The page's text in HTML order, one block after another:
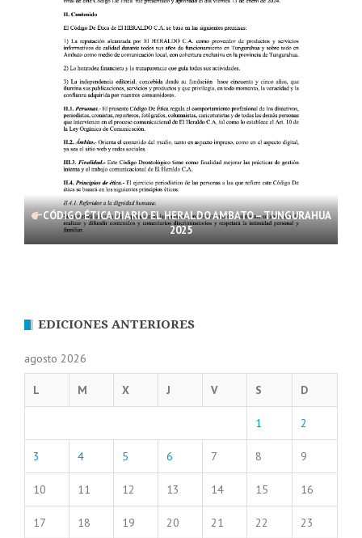
CÓDIGO ÉTICA DIARIO EL HERALDO AMBATO – TUNGURAHUA
2025
EDICIONES ANTERIORES
agosto 2026
L M X J V S D
1 2
3 4 5 6 7 8 9
10 11 12 13 14 15 16
17 18 19 20 21 22 23